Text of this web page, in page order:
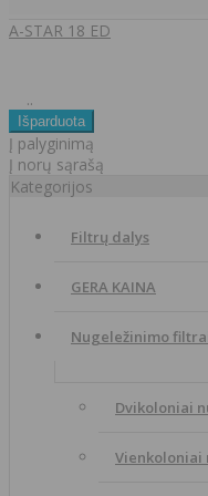
A-STAR 18 ED
..
Į palyginimą
Į norų sąrašą
Kategorijos
Filtrų dalys
GERA KAINA
Nugeležinimo
Dvikoloniai